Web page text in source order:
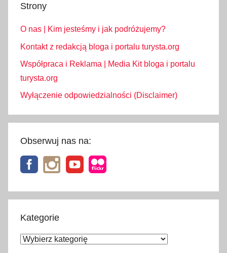
Strony
O nas | Kim jesteśmy i jak podróżujemy?
Kontakt z redakcją bloga i portalu turysta.org
Współpraca i Reklama | Media Kit bloga i portalu
turysta.org
Wyłączenie odpowiedzialności (Disclaimer)
Obserwuj nas na:
Kategorie
Kategorie